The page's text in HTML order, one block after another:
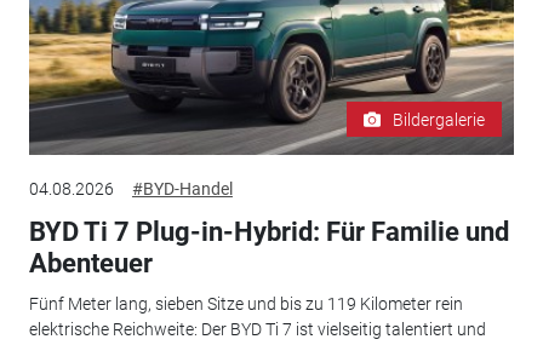
Bildergalerie
04.08.2026 #BYD-Handel
BYD Ti 7 Plug-in-Hybrid: Für Familie und
Abenteuer
Fünf Meter lang, sieben Sitze und bis zu 119 Kilometer rein
elektrische Reichweite: Der BYD Ti 7 ist vielseitig talentiert und